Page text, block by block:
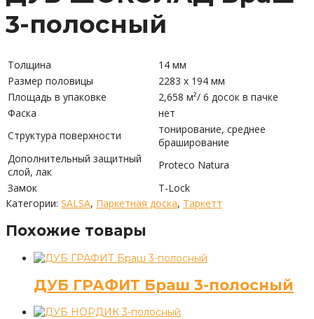
3-полосный
Толщина
14 мм
Размер половицы
2283 x 194 мм
Площадь в упаковке
2,658 м²/ 6 досок в пачке
Фаска
нет
Структура поверхности
тонирование, среднее
браширование
Дополнительный защитный
слой, лак
Proteco Natura
Замок
T-Lock
Категории: SALSA, Паркетная доска, Таркетт
Похожие товары
ДУБ ГРАФИТ Браш 3-полосный